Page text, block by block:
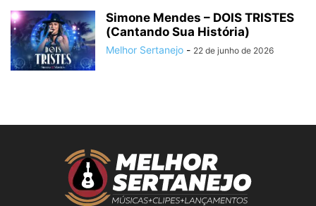
Simone Mendes – DOIS TRISTES
(Cantando Sua História)
Melhor Sertanejo - 22 de junho de 2026